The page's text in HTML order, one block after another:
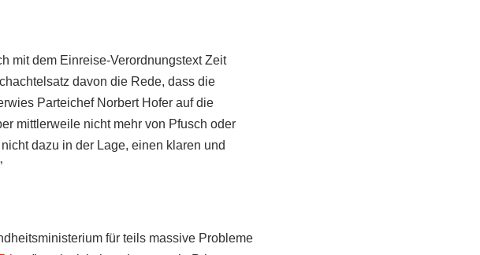
mit dem Einreise-Verordnungstext Zeit
davon die Rede, dass die
Parteichef Norbert Hofer auf die
mittlerweile nicht mehr von Pfusch oder
dazu in der Lage, einen klaren und
für teils massive Probleme